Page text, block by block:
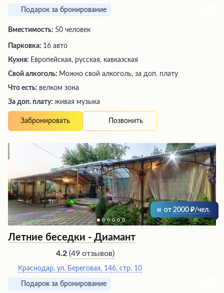
Подарок за бронирование
Вместимость: 50 человек
Парковка: 16 авто
Кухня: Европейская, русская, кавказская
Свой алкоголь: Можно свой алкоголь, за доп. плату
Что есть: велком зона
За доп. плату: живая музыка
Забронировать Позвонить
и от 2000 /чел.
Летние беседки - Диамант
4.2 (49 отзывов)
Краснодар, ул. Береговая, 146, стр. 10
Подарок за бронирование